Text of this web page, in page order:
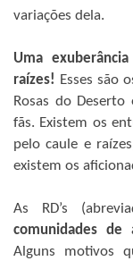
variações dela.
Uma
raízes! Esses são
Rosas do
fãs. Existem os
pelo caule e
existem os
As RD’s
comunidades de
Alguns motivos